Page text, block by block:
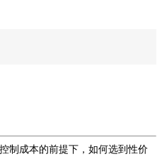
制成本的前提下，如何选到性价